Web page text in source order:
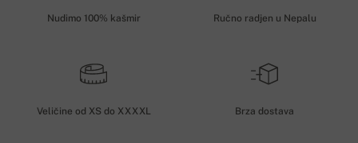
Nudimo 100% kašmir Ručno radjen u Nepalu
Veličine od XS do XXXXL Brza dostava